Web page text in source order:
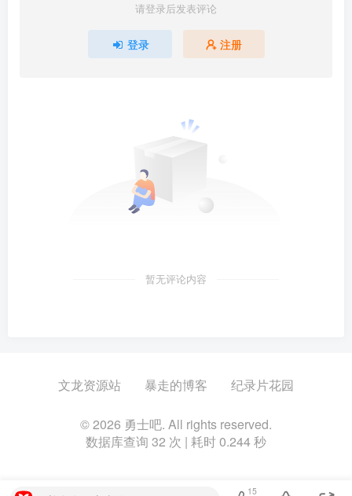
请登录后发表评论
登录 注册
暂无评论内容
文龙资源站 暴走的博客 纪录片花园
© 2026 勇士吧. All rights reserved.
数据库查询 32 次 | 耗时 0.244 秒
15